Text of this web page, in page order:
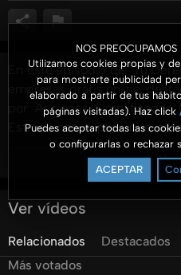
NOS
Utilizamos cookies propias y
para mostrarte publicidad
elaborado a partir de tus
páginas visitadas). Haz click
Puedes aceptar todas las
o configurarlas o rechazar
ACEPTAR
En este episodio de "Tu
empresas gratis online,
por Acciones Simplificadas
Estrada nos explica que
completamente en línea,
través de
requieren un solo socio,
único, y están diseñadas
ingresos anuales de 5
accionistas con más del
Ver
Ver vídeos
Relacionados Destacados
Más votados